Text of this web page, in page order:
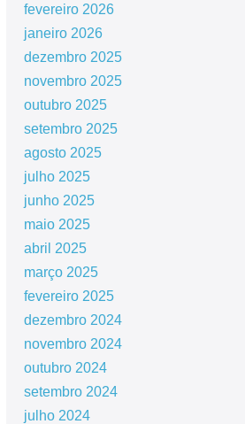
fevereiro 2026
janeiro 2026
dezembro 2025
novembro 2025
outubro 2025
setembro 2025
agosto 2025
julho 2025
junho 2025
maio 2025
abril 2025
março 2025
fevereiro 2025
dezembro 2024
novembro 2024
outubro 2024
setembro 2024
julho 2024